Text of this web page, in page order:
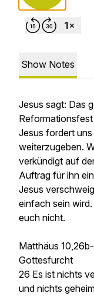
Show Notes
Jesus sagt: Das
Jesus fordert
weiterzugeben.
verkündigt auf
Auftrag für ihn
Jesus
einfach sein
euch nicht.
Matthäus
Gottesfurcht
26 Es ist nichts
und nichts